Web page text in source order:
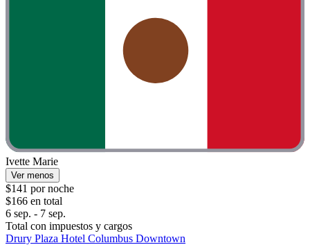
Ivette Marie
Ver menos
$141 por noche
$166 en total
6 sep. - 7 sep.
Total con impuestos y cargos
Drury Plaza Hotel Columbus Downtown